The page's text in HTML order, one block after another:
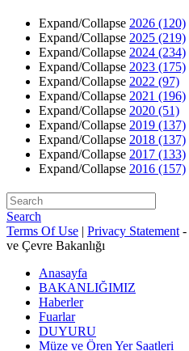
Expand/Collapse 2026 (120)
Expand/Collapse 2025 (219)
Expand/Collapse 2024 (234)
Expand/Collapse 2023 (175)
Expand/Collapse 2022 (97)
Expand/Collapse 2021 (196)
Expand/Collapse 2020 (51)
Expand/Collapse 2019 (137)
Expand/Collapse 2018 (137)
Expand/Collapse 2017 (133)
Expand/Collapse 2016 (157)
Search
Terms Of Use | Privacy Statement -
ve Çevre Bakanlığı
Anasayfa
BAKANLIĞIMIZ
Haberler
Fuarlar
DUYURU
Müze ve Ören Yer Saatleri